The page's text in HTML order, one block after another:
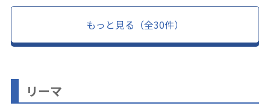
もっと見る（全30件）
リーマ